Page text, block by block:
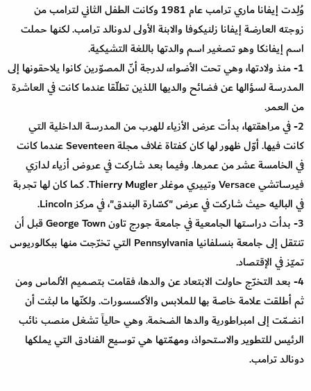
وُلِدت إيفانا ماري ترامب عام 1981 وكانت الطفل الثاني لترامب من
زوجته العارضة إيفانا زلنيكوفا والابنة الأولى لدونالد ترامب. لكنها حملت
اسم إيفانكا وهو تصغير اسم والدتها باللغة التشيكية.
1- منذ ولادتها، وهي تحت الأضواء، لدرجة أنّ المصوّرين كانوا يلاحقونها إلى
المدرسة لسؤالها عن فضائح والديها اللذين تطلّقا عندما كانت في العاشرة
من العمر.
2- في مراهقتها، بدأت عرض الأزياء للهرب من المدرسة الداخلية التي
كانت فيها. أوّل ظهور لها كان كفتاة غلاف مجلة Seventeen عندما كانت
في الخامسة عشر من عمرها. وفيما بعد شاركت في عروض أزياء لدارَي
فيرساتشي Versace وتييري موغلر Thierry Mugler. كما كان لها تجربة
في الباليه حيث شاركت في عرض "كسّارة البندق"، في مركز Lincoln.
3- بدأت دراستها الجامعية في جامعة جورج تاون George Town قبل أن
تنتقل إلى جامعة بنسلفانيا Pennsylvania التي تخرّجت منها ببكالوريوس
تميّز في الإقتصاد.
4- بعد التخرّج حاولت الابتعاد عن والدها، فقامت بتصميم الألماس ومن
ثم أطلقت علامة خاصة بها للملابس والأكسسورات. ولكنّها ما لبثت أن
انضمّت إلى امبراطورية والدها الضخمة. وهي حالياً تشغل منصب نائب
الرئيس للتطوير والاستحواذ، ومهمّتها هي توسيع الفنادق التي يملكها
دونالد ترامب.